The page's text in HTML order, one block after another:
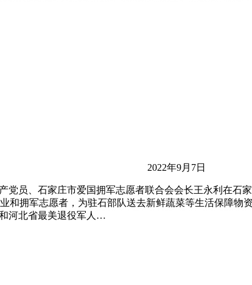
2022年9月7日
党员、石家庄市爱国拥军志愿者联合会会长王永利在石
和拥军志愿者，为驻石部队送去新鲜蔬菜等生活保障
河北省最美退役军人…